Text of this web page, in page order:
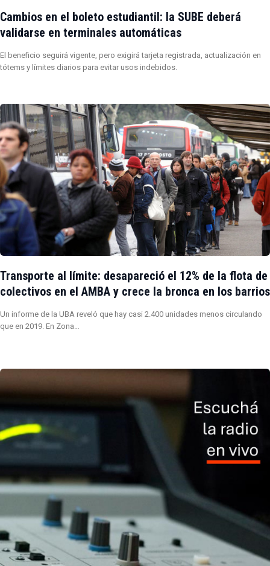
Cambios en el boleto estudiantil: la SUBE deberá
validarse en terminales automáticas
El beneficio seguirá vigente, pero exigirá tarjeta registrada, actualización en
tótems y límites diarios para evitar usos indebidos.
Transporte al límite: desapareció el 12% de la flota de
colectivos en el AMBA y crece la bronca en los barrios
Un informe de la UBA reveló que hay casi 2.400 unidades menos circulando
que en 2019. En Zona…